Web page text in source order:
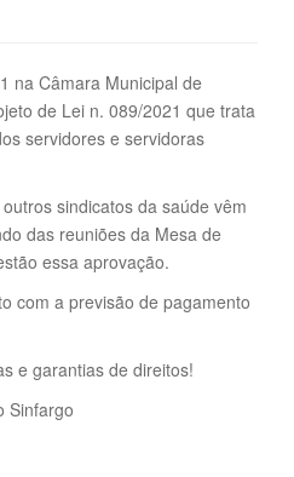
na Câmara Municipal de
de Lei n. 089/2021 que trata
servidores e servidoras
sindicatos da saúde vêm
das reuniões da Mesa de
essa aprovação.
com a previsão de pagamento
e garantias de direitos!
Sinfargo